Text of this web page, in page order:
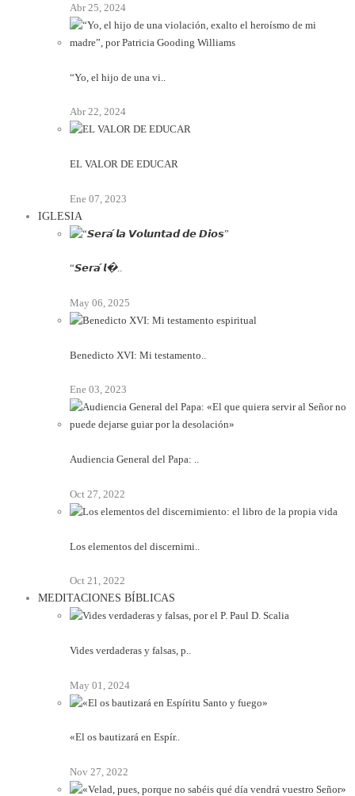
Abr 25, 2024
“Yo, el hijo de una vi..
Abr 22, 2024
EL VALOR DE EDUCAR
Ene 07, 2023
IGLESIA
“𝙎𝙚𝙧𝙖́ 𝙡�..
May 06, 2025
Benedicto XVI: Mi testamento..
Ene 03, 2023
Audiencia General del Papa: ..
Oct 27, 2022
Los elementos del discernimi..
Oct 21, 2022
MEDITACIONES BÍBLICAS
Vides verdaderas y falsas, p..
May 01, 2024
«El os bautizará en Espír..
Nov 27, 2022